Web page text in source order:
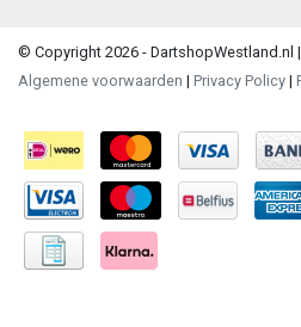
© Copyright 2026 - DartshopWestland.nl
Algemene voorwaarden | Privacy Policy |